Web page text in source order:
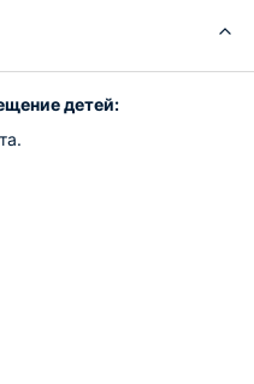
детей: